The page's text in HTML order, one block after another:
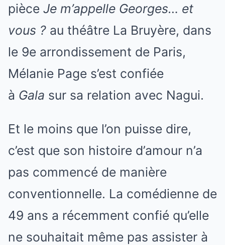
pièce Je m’appelle Georges… et
vous ? au théâtre La Bruyère, dans
le 9e arrondissement de Paris,
Mélanie Page s’est confiée
à Gala sur sa relation avec Nagui.
Et le moins que l’on puisse dire,
c’est que son histoire d’amour n’a
pas commencé de manière
conventionnelle. La comédienne de
49 ans a récemment confié qu’elle
ne souhaitait même pas assister à